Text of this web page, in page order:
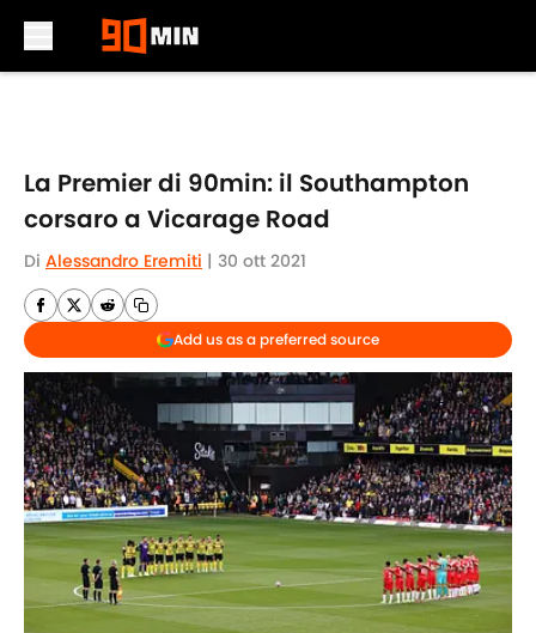
La Premier di 90min: il Southampton
corsaro a Vicarage Road
Di Alessandro Eremiti | 30 ott 2021
Add us as a preferred source